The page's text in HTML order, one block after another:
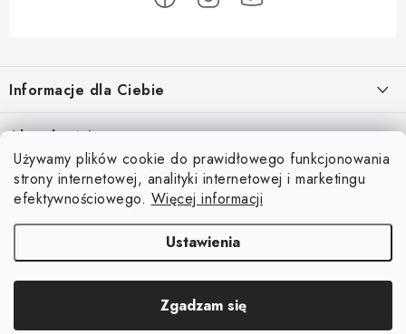
Używamy plików cookie do prawidłowego funkcjonowania
strony internetowej, analityki internetowej i marketingu
efektywnościowego. Więcej informacji
Ustawienia
Zgadzam się
o
p
Informacje dla Ciebie
O nas
Regulamin e-sklepu
Ochrona danych osobowych
Blog
Kontakty
Aktualności
Odkryj magię kieszeni magnetycznych
15.4.2025
Facebook
Copyright 2026Magsy.pl. Wszystkie prawa zastrzeżone.Edytuj ustawienia
plików cookie